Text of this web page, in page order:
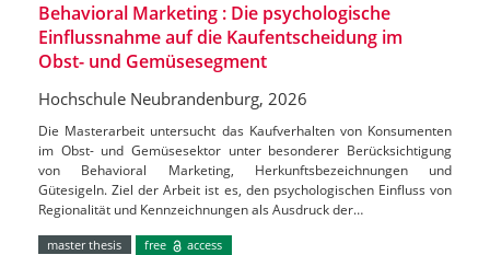
Behavioral Marketing : Die psychologische
Einflussnahme auf die Kaufentscheidung im
Obst- und Gemüsesegment
Hochschule Neubrandenburg, 2026
Die Masterarbeit untersucht das Kaufverhalten von Konsumenten
im Obst- und Gemüsesektor unter besonderer Berücksichtigung
von Behavioral Marketing, Herkunftsbezeichnungen und
Gütesigeln. Ziel der Arbeit ist es, den psychologischen Einfluss von
Regionalität und Kennzeichnungen als Ausdruck der…
master thesis free access